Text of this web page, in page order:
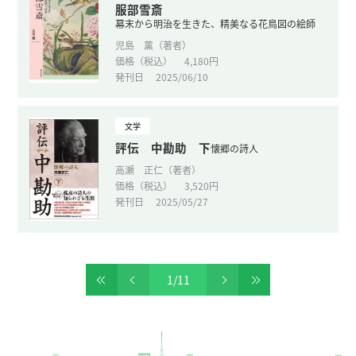
服部雪斎
幕末から明治を生きた、精美なる花鳥図の絵師
児島 薫（著者）
価格（税込）
4,180円
発刊日
2025/06/10
文学
評伝 中勘助 下懐郷の詩人
高瀬 正仁（著者）
価格（税込）
3,520円
発刊日
2025/05/27
1/11